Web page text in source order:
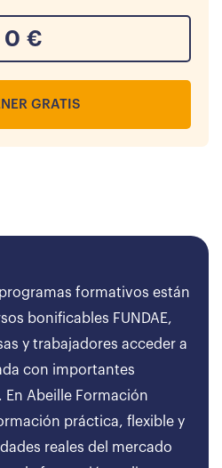
0 €
GRATIS
formativos están
bonificables FUNDAE,
y trabajadores acceder a
con importantes
Abeille Formación
práctica, flexible y
reales del mercado